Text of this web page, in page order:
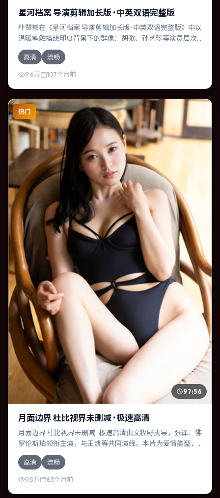
星河档案 导演剪辑加长版 · 中英双语完整版
朴赞郁在《星河档案 导演剪辑加长版 · 中英双语完整版》中以
温暖笔触描绘印度背景下的群像：胡歌、孙艺珍等演员层次
丰富。作为一部惊悚作品，故事从日常裂缝切入，逐步推向
不可逆转的结局；视听语言统一，情感落点克制有力。
高清 流畅
9.6万 107个月前
热门
97:56
月面边界 杜比视界未删减 · 极速高清
月面边界 杜比视界未删减 · 极速高清由文牧野执导，张译、佛
罗伦斯·珀领衔主演，与王凯等共同演绎。本片为爱情类型，
主要班底与取景来自法国。人工智能介入司法审判，人性边
界遭遇拷问。影片整体气质冷峻，节奏紧凑，人物动机清
晰，适合喜欢强情节与细腻表演的观众。
高清 流畅
9.5万 83个月前